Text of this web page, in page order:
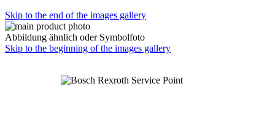
Skip to the end of the images gallery
Abbildung ähnlich oder Symbolfoto
Skip to the beginning of the images gallery